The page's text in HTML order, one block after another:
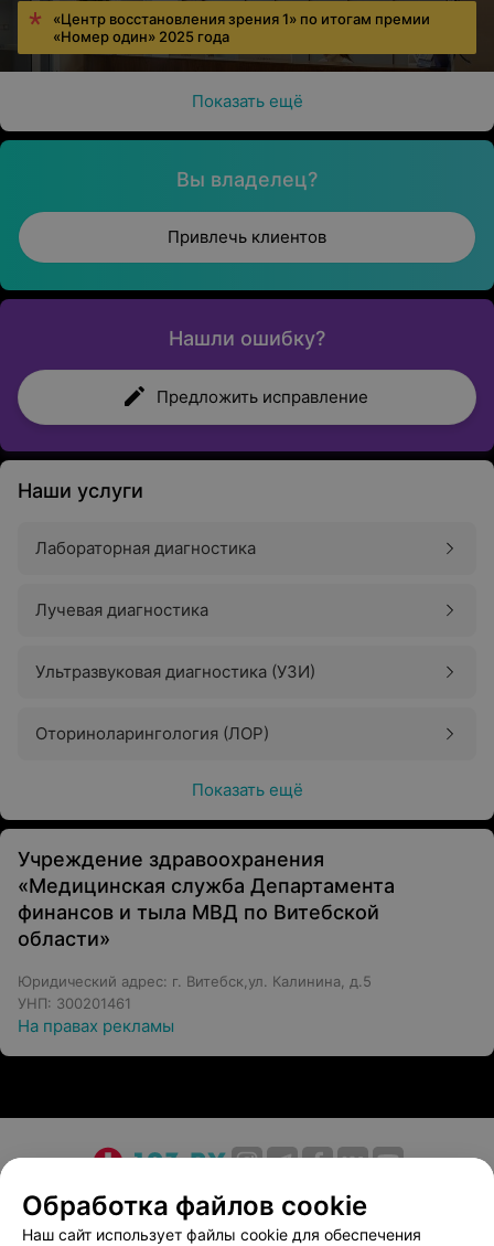
«Центр восстановления зрения 1» по итогам премии
«Номер один» 2025 года
Показать ещё
Вы владелец?
Привлечь клиентов
Нашли ошибку?
Предложить исправление
Наши услуги
Лабораторная диагностика
Лучевая диагностика
Ультразвуковая диагностика (УЗИ)
Оториноларингология (ЛОР)
Показать ещё
Учреждение здравоохранения
«Медицинская служба Департамента
финансов и тыла МВД по Витебской
области»
Юридический адрес: г. Витебск,ул. Калинина, д.5
УНП: 300201461
На правах рекламы
О проекте Новости проекта
Размещение рекламы
Медицинский маркетинг
Публичный договор
Обработка файлов cookie
Наш сайт использует файлы cookie для обеспечения